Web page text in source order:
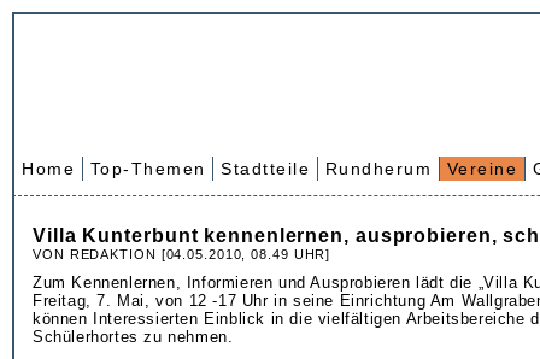
Home Top-Themen Stadtteile Rundherum Vereine
Villa Kunterbunt kennenlernen, ausprobieren,
VON REDAKTION [04.05.2010, 08.49 UHR]
Zum Kennenlernen, Informieren und Ausprobieren lädt die „Villa
Freitag, 7. Mai, von 12 -17 Uhr in seine Einrichtung Am
können Interessierten Einblick in die vielfältigen Arbeitsbereiche
Schülerhortes zu nehmen.